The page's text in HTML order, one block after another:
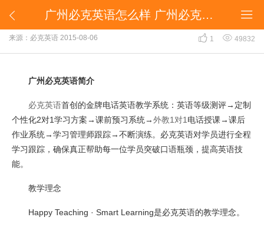
 
广州必克英语怎么样 广州必克英语收费如何
广州必克英语怎么样 广州必克英语收费如何
来源：必克英语 2015-08-06  1  49832
广州必克英语简介
必克英语首创的金牌电话英语教学系统：英语等级测评→定制
个性化2对1学习方案→课前预习系统→外教1对1 电话授课→课后
作业系统→学习管理师跟踪→不断演练。必克英语对学员进行全程
学习跟踪，确保真正帮助每一位学员突破口语瓶颈，提高英语技
能。
教学理念
Happy Teaching · Smart Learning是必克英语的教学理念。